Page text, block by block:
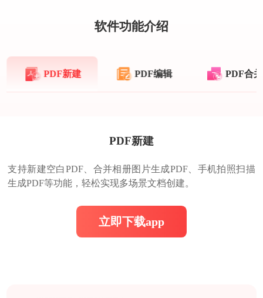
软件功能介绍
PDF新建 PDF编辑 PDF合并
PDF新建
支持新建空白PDF、合并相册图片生成PDF、手机拍照扫描
生成PDF等功能，轻松实现多场景文档创建。
立即下载app